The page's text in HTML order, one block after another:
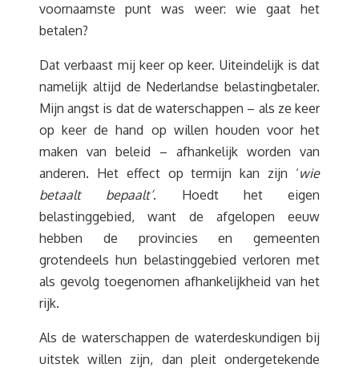
voornaamste punt was weer: wie gaat het
betalen?
Dat verbaast mij keer op keer. Uiteindelijk is dat
namelijk altijd de Nederlandse belastingbetaler.
Mijn angst is dat de waterschappen – als ze keer
op keer de hand op willen houden voor het
maken van beleid – afhankelijk worden van
anderen. Het effect op termijn kan zijn ‘wie
betaalt bepaalt’. Hoedt het eigen
belastinggebied, want de afgelopen eeuw
hebben de provincies en gemeenten
grotendeels hun belastinggebied verloren met
als gevolg toegenomen afhankelijkheid van het
rijk.
Als de waterschappen de waterdeskundigen bij
uitstek willen zijn, dan pleit ondergetekende